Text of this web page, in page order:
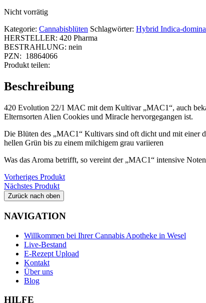
Nicht vorrätig
Kategorie: Cannabisblüten Schlagwörter: Hybrid Indica-
HERSTELLER: 420 Pharma
BESTRAHLUNG: nein
PZN: 18864066
Produkt teilen:
Beschreibung
420 Evolution 22/1 MAC mit dem Kultivar „MAC1“, auch
Elternsorten Alien Cookies und Miracle hervorgegangen ist.
Die Blüten des „MAC1“ Kultivars sind oft dicht und mit einer
hellen Grün bis zu einem milchigem grau variieren
Was das Aroma betrifft, so vereint der „MAC1“ intensive
Vorheriges Produkt
Nächstes Produkt
Zurück nach oben
NAVIGATION
Willkommen bei Ihrer Cannabis Apotheke in Wesel
Live-Bestand
E-Rezept Upload
Kontakt
Über uns
Blog
HILFE